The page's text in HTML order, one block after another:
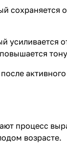
сохраняется
усиливается
процесс
возрасте.